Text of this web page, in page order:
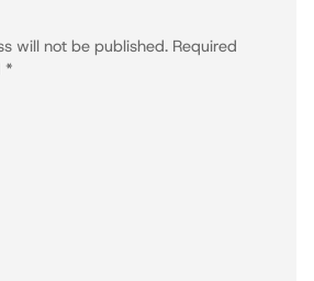
will not be published. Required
*